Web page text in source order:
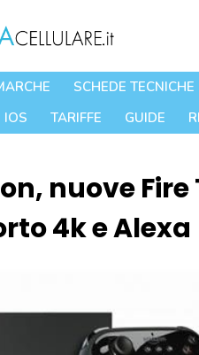
SCHEDE TECNICHE
IOS TARIFFE GUIDE
nuove Fire
4k e Alexa